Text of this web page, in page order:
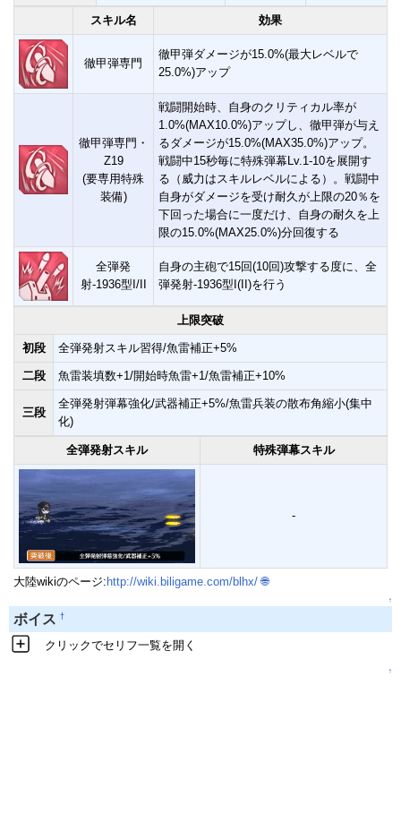
スキル名 効果
徹甲弾専門
徹甲弾ダメージが15.0%(最大レベルで
25.0%)アップ
徹甲弾専門・
Z19
(要専用特殊
装備)
戦闘開始時、自身のクリティカル率が
1.0%(MAX10.0%)アップし、徹甲弾が与え
るダメージが15.0%(MAX35.0%)アップ。
戦闘中15秒毎に特殊弾幕Lv.1-10を展開す
る（威力はスキルレベルによる）。戦闘中
自身がダメージを受け耐久が上限の20％を
下回った場合に一度だけ、自身の耐久を上
限の15.0%(MAX25.0%)分回復する
全弾発
射-1936型I/II
自身の主砲で15回(10回)攻撃する度に、全
弾発射-1936型I(II)を行う
上限突破
初段 全弾発射スキル習得/魚雷補正+5%
二段 魚雷装填数+1/開始時魚雷+1/魚雷補正+10%
三段
全弾発射弾幕強化/武器補正+5%/魚雷兵装の散布角縮小(集中
化)
全弾発射スキル 特殊弾幕スキル
-
大陸wikiのページ:http://wiki.biligame.com/blhx/ 🌐
↑
ボイス †
クリックでセリフ一覧を開く
↑